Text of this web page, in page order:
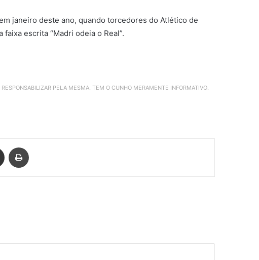
janeiro deste ano, quando torcedores do Atlético de
escrita “Madri odeia o Real”.
PELA MESMA. TEM O CUNHO MERAMENTE INFORMATIVO.